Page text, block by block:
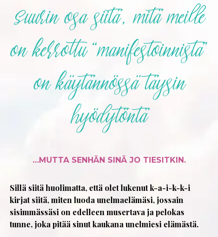
Suurin osa siitä, mitä meille
on kerrottu “manifestoinnista”
on käytännössä täysin
hyödytöntä
…MUTTA SENHÄN SINÄ JO TIESITKIN.
Sillä siitä huolimatta, että olet lukenut k-a-i-k-k-i
kirjat siitä, miten luoda unelmaelämäsi, jossain
sisimmässäsi on edelleen musertava ja pelokas
tunne, joka pitää sinut kaukana unelmiesi elämästä.